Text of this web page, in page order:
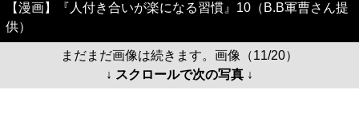
【漫画】『人付き合いが楽になる習慣』10（B.B軍曹さん提
供）
まだまだ画像は続きます。画像（11/20）
↓ スクロールで次の写真 ↓